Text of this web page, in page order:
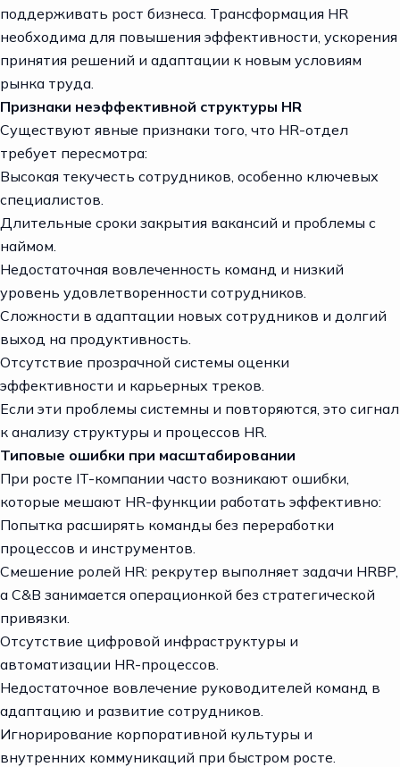
поддерживать рост бизнеса. Трансформация HR
необходима для повышения эффективности, ускорения
принятия решений и адаптации к новым условиям
рынка труда.
Признаки неэффективной структуры HR
Существуют явные признаки того, что HR-отдел
требует пересмотра:
Высокая текучесть сотрудников, особенно ключевых
специалистов.
Длительные сроки закрытия вакансий и проблемы с
наймом.
Недостаточная вовлеченность команд и низкий
уровень удовлетворенности сотрудников.
Сложности в адаптации новых сотрудников и долгий
выход на продуктивность.
Отсутствие прозрачной системы оценки
эффективности и карьерных треков.
Если эти проблемы системны и повторяются, это сигнал
к анализу структуры и процессов HR.
Типовые ошибки при масштабировании
При росте IT-компании часто возникают ошибки,
которые мешают HR-функции работать эффективно:
Попытка расширять команды без переработки
процессов и инструментов.
Смешение ролей HR: рекрутер выполняет задачи HRBP,
а C&B занимается операционкой без стратегической
привязки.
Отсутствие цифровой инфраструктуры и
автоматизации HR-процессов.
Недостаточное вовлечение руководителей команд в
адаптацию и развитие сотрудников.
Игнорирование корпоративной культуры и
внутренних коммуникаций при быстром росте.